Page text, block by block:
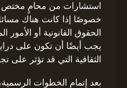
استشارات من محامٍ مختص
خصوصًا إذا كانت هناك
الحقوق القانونية أو الأمور
يجب أيضًا أن تكون على
الثقافية التي قد تؤثر على
بعد إتمام الخطوات